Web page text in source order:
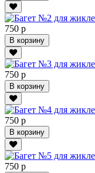
750 р
В корзину
750 р
В корзину
750 р
В корзину
750 р